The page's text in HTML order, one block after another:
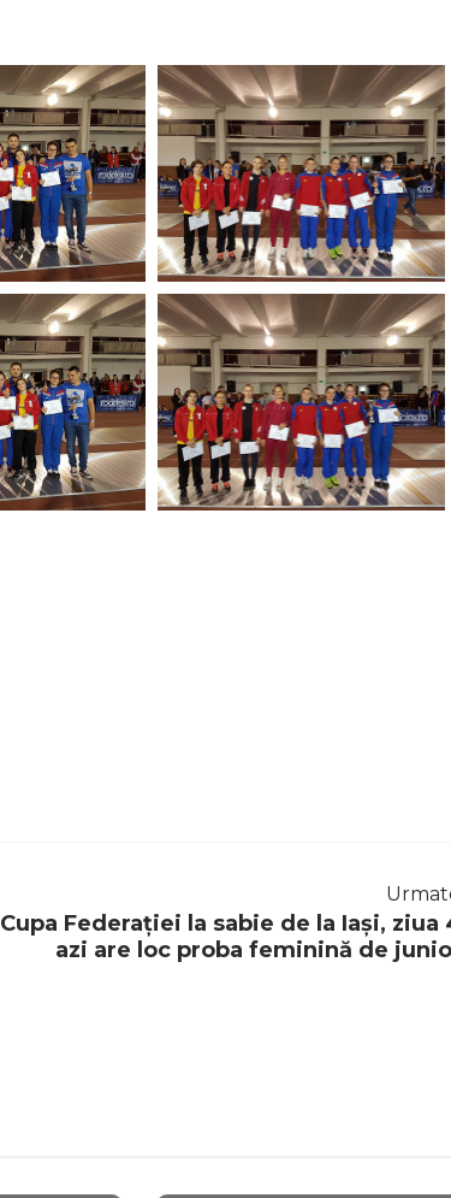
Cupa Federației la sabie de la Iași, ziua
azi are loc proba feminină de